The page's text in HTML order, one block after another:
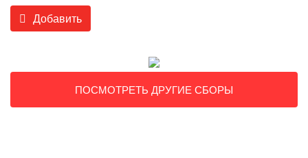
Добавить
ПОСМОТРЕТЬ ДРУГИЕ СБОРЫ